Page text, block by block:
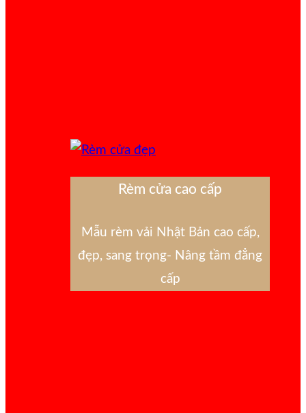
Rèm cửa cao cấp
Mẫu rèm vải Nhật Bản cao cấp,
đẹp, sang trọng- Nâng tầm đẳng
cấp